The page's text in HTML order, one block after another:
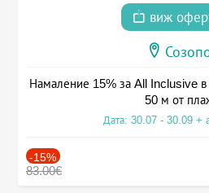
виж
Намаление 15% за All Inclusive
50 м от
Дата: 30.07 - 30.09 +
-15%
83.00€